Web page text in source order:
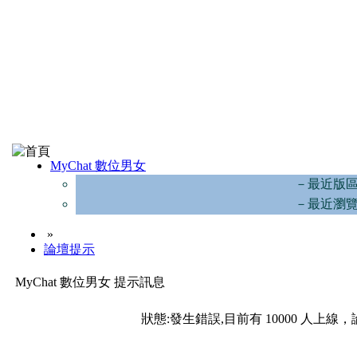
MyChat 數位男女
－最近版
－最近瀏
»
論壇提示
MyChat 數位男女 提示訊息
狀態:發生錯誤,目前有 10000 人上線